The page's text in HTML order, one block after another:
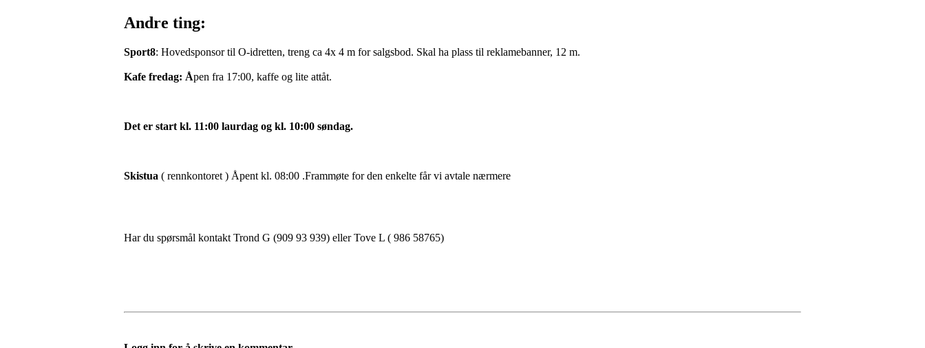
Andre ting:
Sport8: Hovedsponsor til O-idretten, treng ca 4x 4 m for salgsbod. Skal ha plass til reklamebanner, 12 m.
Kafe fredag: Åpen fra 17:00, kaffe og lite attåt.
Det er start kl. 11:00 laurdag og kl. 10:00 søndag.
Skistua ( rennkontoret ) Åpent kl. 08:00 .Frammøte for den enkelte får vi avtale nærmere
Har du spørsmål kontakt Trond G (909 93 939) eller Tove L ( 986 58765)